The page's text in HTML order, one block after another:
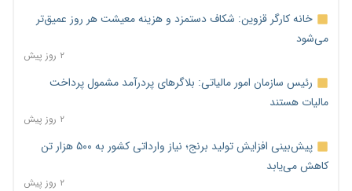
خانه کارگر قزوین: شکاف دستمزد و هزینه معیشت هر روز عمیق‌تر
می‌شود
۲ روز پیش
رئیس سازمان امور مالیاتی: بلاگرهای پردرآمد مشمول پرداخت
مالیات هستند
۲ روز پیش
پیش‌بینی افزایش تولید برنج؛ نیاز وارداتی کشور به ۵۰۰ هزار تن
کاهش می‌یابد
۲ روز پیش